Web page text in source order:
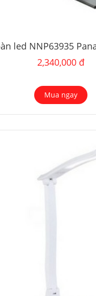
led NNP63935
2,340,000 đ
Mua ngay